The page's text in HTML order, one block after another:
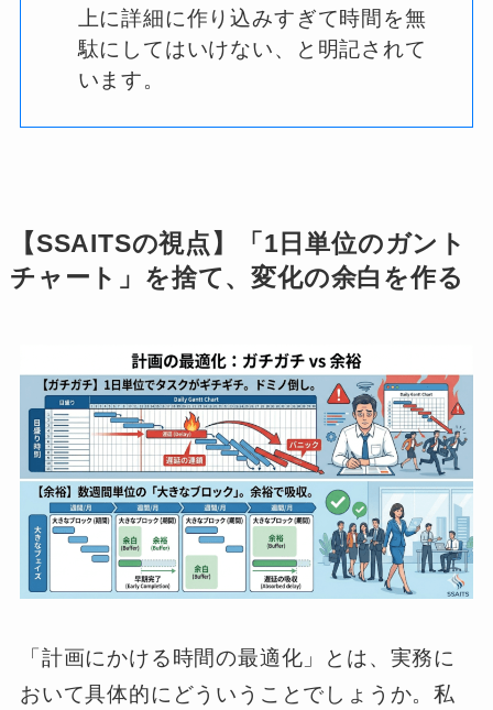
上に詳細に作り込みすぎて時間を無
駄にしてはいけない、と明記されて
います。
【SSAITSの視点】「1日単位のガント
チャート」を捨て、変化の余白を作る
「計画にかける時間の最適化」とは、実務に
おいて具体的にどういうことでしょうか。私